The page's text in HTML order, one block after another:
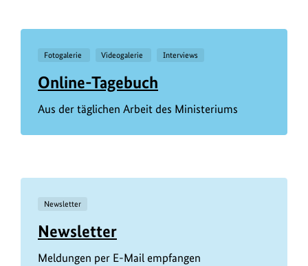
Fotogalerie Videogalerie Interviews
Online-Tagebuch
Aus der täglichen Arbeit des Ministeriums
Newsletter
Newsletter
Meldungen per E-Mail empfangen